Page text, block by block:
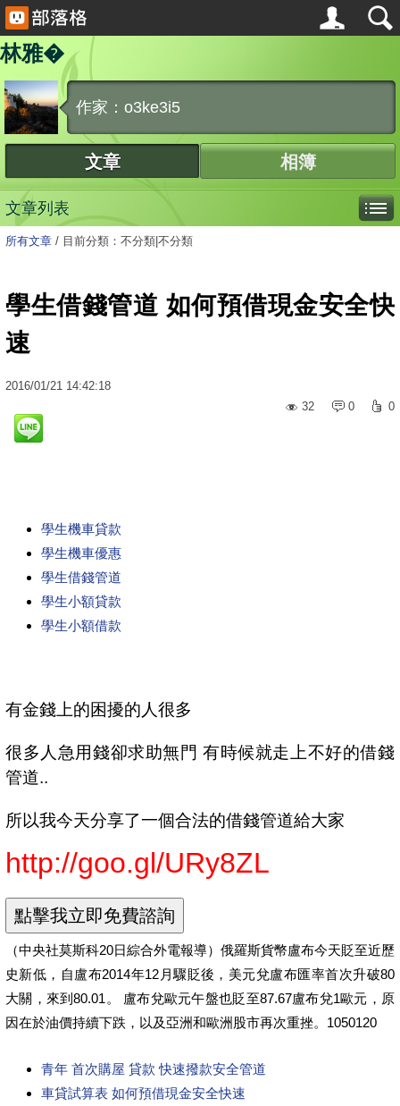
林雅�
作家：o3ke3i5
文章 相簿
文章列表
所有文章 / 目前分類：不分類|不分類
學生借錢管道 如何預借現金安全快
速
2016/01/21 14:42:18
32
0 0
學生機車貸款
學生機車優惠
學生借錢管道
學生小額貸款
學生小額借款
有金錢上的困擾的人很多
很多人急用錢卻求助無門 有時候就走上不好的借錢
管道..
所以我今天分享了一個合法的借錢管道給大家
http://goo.gl/URy8ZL
（中央社莫斯科20日綜合外電報導）俄羅斯貨幣盧布今天貶至近歷
史新低，自盧布2014年12月驟貶後，美元兌盧布匯率首次升破80
大關，來到80.01。 盧布兌歐元午盤也貶至87.67盧布兌1歐元，原
因在於油價持續下跌，以及亞洲和歐洲股市再次重挫。1050120
青年 首次購屋 貸款 快速撥款安全管道
車貸試算表 如何預借現金安全快速